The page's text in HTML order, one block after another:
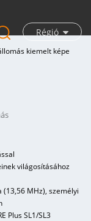
Régió
világosításához
(13,56 MHz), személyi
Plus SL1/SL3